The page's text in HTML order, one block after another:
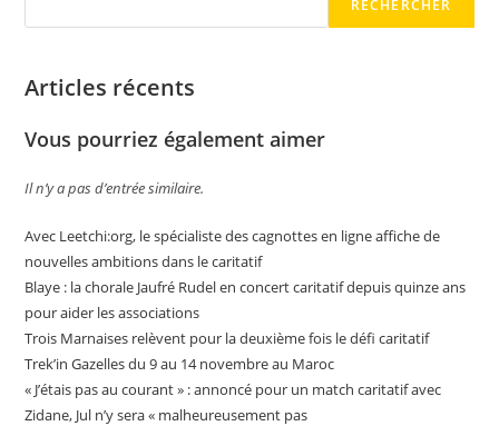
RECHERCHER
Articles récents
Vous pourriez également aimer
Il n’y a pas d’entrée similaire.
Avec Leetchi:org, le spécialiste des cagnottes en ligne affiche de
nouvelles ambitions dans le caritatif
Blaye : la chorale Jaufré Rudel en concert caritatif depuis quinze ans
pour aider les associations
Trois Marnaises relèvent pour la deuxième fois le défi caritatif
Trek’in Gazelles du 9 au 14 novembre au Maroc
« J’étais pas au courant » : annoncé pour un match caritatif avec
Zidane, Jul n’y sera « malheureusement pas